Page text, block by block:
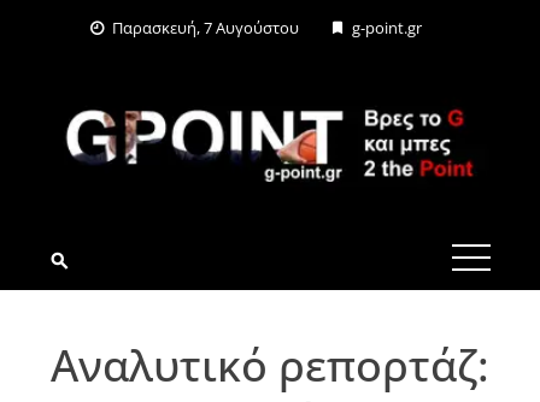
Παρασκευή, 7 Αυγούστου g-point.gr
G-POINT.GR
Αναλυτικό ρεπορτάζ: